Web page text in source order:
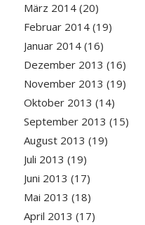
März 2014(20)
Februar 2014(19)
Januar 2014(16)
Dezember 2013 (16)
November 2013 (19)
Oktober 2013 (14)
September 2013 (15)
August 2013 (19)
Juli 2013 (19)
Juni 2013 (17)
Mai 2013 (18)
April 2013 (17)